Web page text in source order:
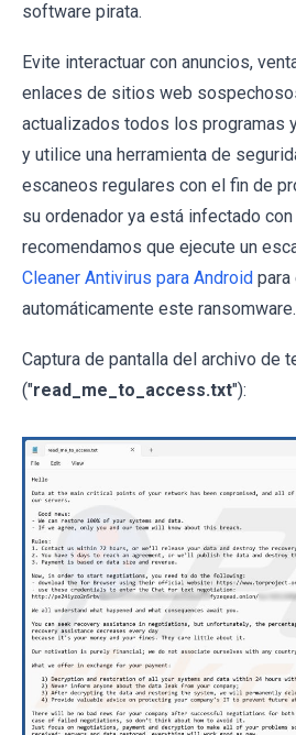
software pirata.
Evite interactuar con anuncios,
enlaces de sitios web
actualizados todos los programas
y utilice una herramienta de
escaneos regulares con el fin de
su ordenador ya está infectado
recomendamos que ejecute un
Cleaner Antivirus para Android para
automáticamente este ransomware.
Captura de pantalla del archivo de
("read_me_to_access.txt"):